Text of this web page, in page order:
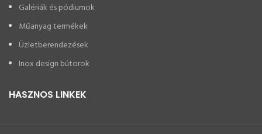
Galériák és pódiumok
Műanyag termékek
Üzletberendezések
Inox design bútorok
HASZNOS LINKEK